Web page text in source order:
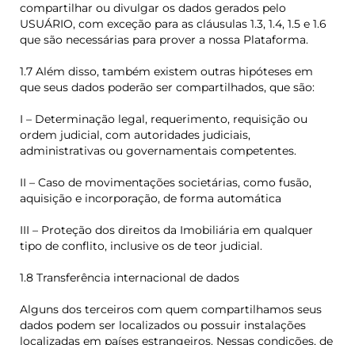
compartilhar ou divulgar os dados gerados pelo
USUÁRIO, com exceção para as cláusulas 1.3, 1.4, 1.5 e 1.6
que são necessárias para prover a nossa Plataforma.
1.7 Além disso, também existem outras hipóteses em
que seus dados poderão ser compartilhados, que são:
I – Determinação legal, requerimento, requisição ou
ordem judicial, com autoridades judiciais,
administrativas ou governamentais competentes.
II – Caso de movimentações societárias, como fusão,
aquisição e incorporação, de forma automática
III – Proteção dos direitos da Imobiliária em qualquer
tipo de conflito, inclusive os de teor judicial.
1.8 Transferência internacional de dados
Alguns dos terceiros com quem compartilhamos seus
dados podem ser localizados ou possuir instalações
localizadas em países estrangeiros. Nessas condições, de